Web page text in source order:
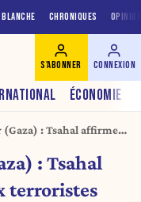
CHRONIQUES
ÉCONOMIE
S'ABONNER CONNEXION
(Gaza) : Tsahal affirme
: Tsahal
terroristes